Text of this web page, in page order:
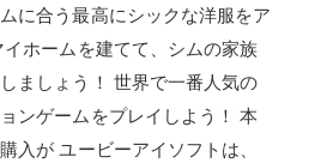
に合う最高にシックな洋服をア
ホームを建てて、シムの家族
ましょう！ 世界で一番人気の
ンゲームをプレイしよう！ 本
入が ユービーアイソフトは、